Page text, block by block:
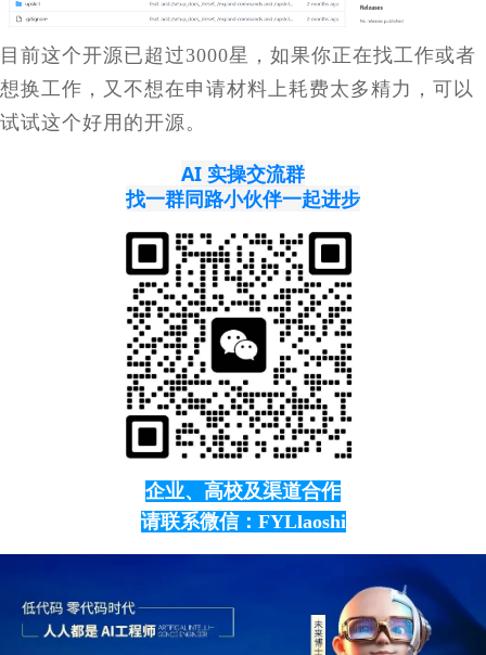
目前这个开源已超过3000星，如果你正在找工作或者
想换工作，又不想在申请材料上耗费太多精力，可以
试试这个好用的开源。
AI 实操交流群
找一群同路小伙伴一起进步
企业、高校及渠道合作
请联系微信：FYLlaoshi